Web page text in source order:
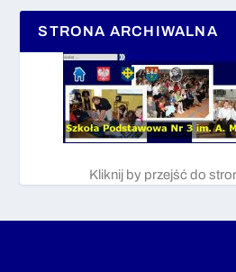
STRONA ARCHIWALNA
Kliknij by przejść do